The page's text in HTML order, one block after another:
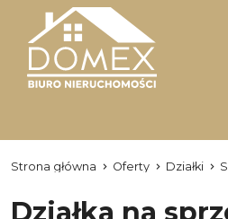
Strona główna Oferty Działki
Działka na